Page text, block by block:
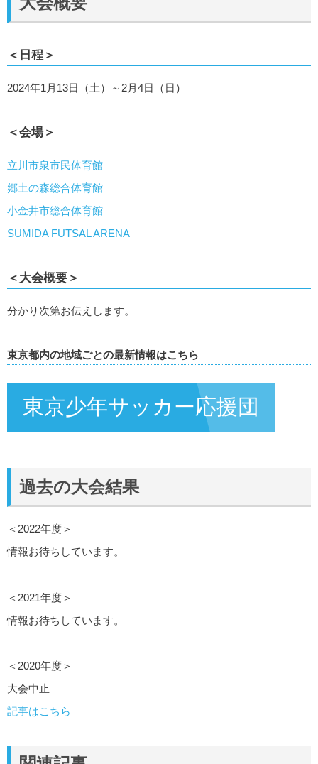
＜日程＞
2024年1月13日（土）～2月4日（日）
＜会場＞
立川市泉市民体育館
郷土の森総合体育館
小金井市総合体育館
SUMIDA FUTSAL ARENA
＜大会概要＞
分かり次第お伝えします。
東京都内の地域ごとの最新情報はこちら
東京少年サッカー応援団
過去の大会結果
＜2022年度＞
情報お待ちしています。
＜2021年度＞
情報お待ちしています。
＜2020年度＞
大会中止
記事はこちら